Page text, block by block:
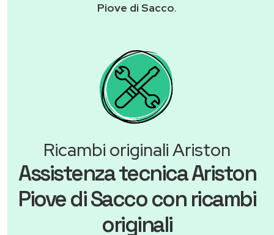
Piove di Sacco.
Ricambi originali Ariston
Assistenza tecnica Ariston
Piove di Sacco con ricambi
originali